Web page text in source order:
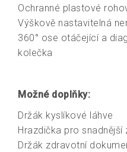
Ochranné plastové
Výškově nastavitelná
360° ose otáčející a
kolečka
Možné doplňky:
Držák kyslíkové láhve
Hrazdička pro
Držák zdravotní